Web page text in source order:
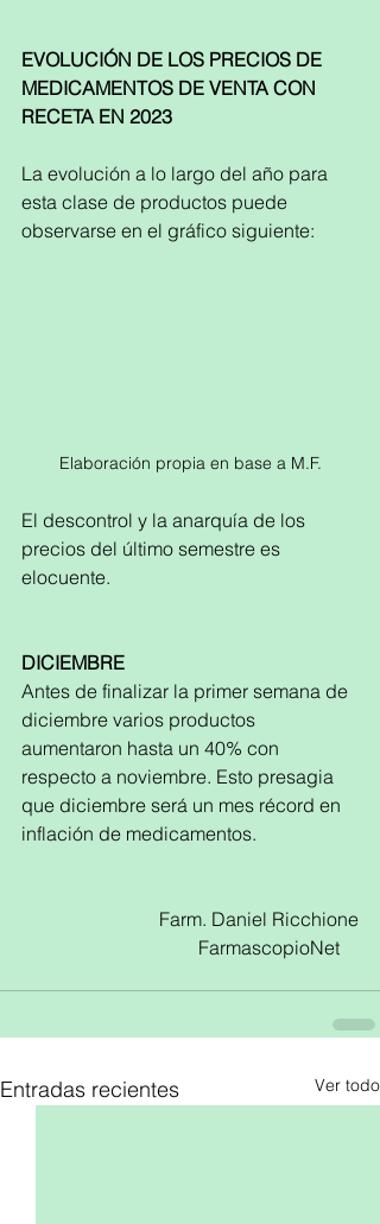
EVOLUCIÓN DE LOS PRECIOS DE
MEDICAMENTOS DE VENTA CON
RECETA EN 2023
La evolución a lo largo del año para
esta clase de productos puede
observarse en el gráfico siguiente:
Elaboración propia en base a M.F.
El descontrol y la anarquía de los
precios del último semestre es
elocuente.
DICIEMBRE
Antes de finalizar la primer semana de
diciembre varios productos
aumentaron hasta un 40% con
respecto a noviembre. Esto presagia
que diciembre será un mes récord en
inflación de medicamentos.
Farm. Daniel Ricchione
FarmascopioNet
Entradas recientes Ver todo